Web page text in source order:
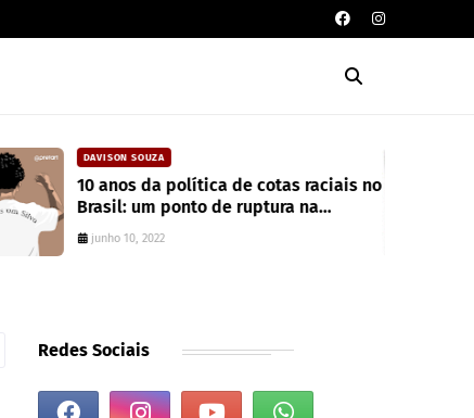
CAIXA DE POESIA
Seis poemas de Stephen Crane
traduzidos por Mayk Oliveira
junho 10, 2022
Redes Sociais